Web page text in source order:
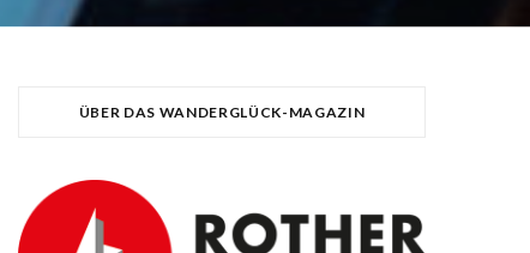
ÜBER DAS WANDERGLÜCK-MAGAZIN